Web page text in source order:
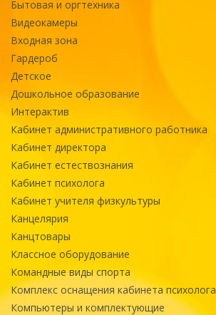
Бытовая и оргтехника
Видеокамеры
Входная зона
Гардероб
Детское
Дошкольное образование
Интерактив
Кабинет административного работника
Кабинет директора
Кабинет естествознания
Кабинет психолога
Кабинет учителя физкультуры
Канцелярия
Канцтовары
Классное оборудование
Командные виды спорта
Комплекс оснащения кабинета психолога
Компьютеры и комплектующие